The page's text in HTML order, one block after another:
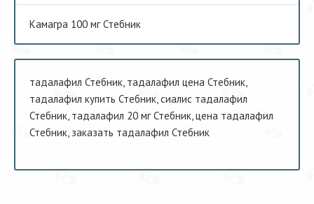
Камагра 100 мг Стебник
тадалафил Стебник, тадалафил цена Стебник,
тадалафил купить Стебник, сиалис тадалафил
Стебник, тадалафил 20 мг Стебник, цена тадалафил
Стебник, заказать тадалафил Стебник